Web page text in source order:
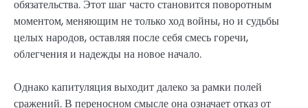
обязательства. Этот шаг часто становится поворотным
моментом, меняющим не только ход войны, но и судьбы
целых народов, оставляя после себя смесь горечи,
облегчения и надежды на новое начало.
Однако капитуляция выходит далеко за рамки полей
сражений. В переносном смысле она означает отказ от